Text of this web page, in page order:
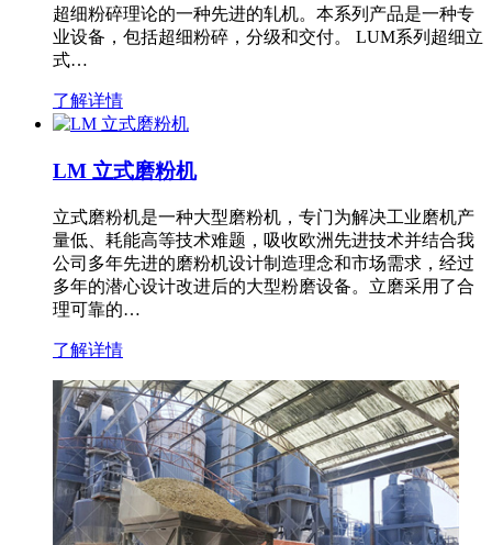
超细粉碎理论的一种先进的轧机。本系列产品是一种专
业设备，包括超细粉碎，分级和交付。 LUM系列超细立
式…
了解详情
LM 立式磨粉机
立式磨粉机是一种大型磨粉机，专门为解决工业磨机产
量低、耗能高等技术难题，吸收欧洲先进技术并结合我
公司多年先进的磨粉机设计制造理念和市场需求，经过
多年的潜心设计改进后的大型粉磨设备。立磨采用了合
理可靠的…
了解详情